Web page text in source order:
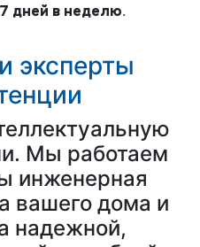
дней в неделю.
эксперты
Мы работаем
инженерная
вашего дома и
надежной,